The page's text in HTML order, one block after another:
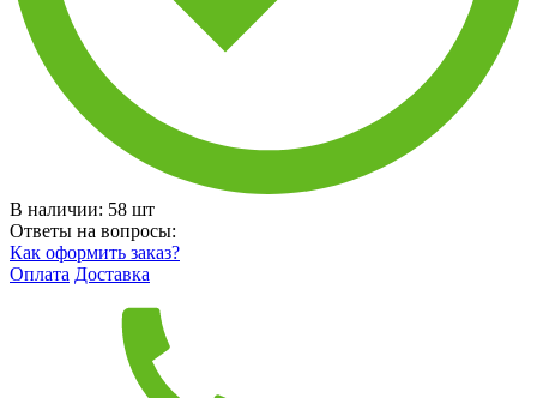
В наличии: 58 шт
Ответы на вопросы:
Как оформить заказ?
Оплата Доставка